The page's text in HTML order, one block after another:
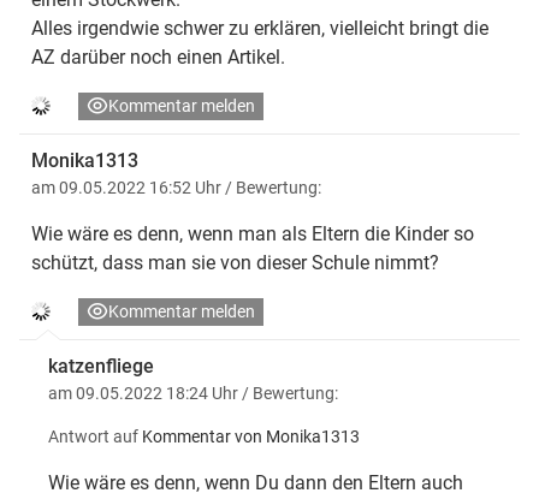
Alles irgendwie schwer zu erklären, vielleicht bringt die
AZ darüber noch einen Artikel.
Kommentar melden
Monika1313
am 09.05.2022 16:52 Uhr/ Bewertung:
Wie wäre es denn, wenn man als Eltern die Kinder so
schützt, dass man sie von dieser Schule nimmt?
Kommentar melden
katzenfliege
am 09.05.2022 18:24 Uhr/ Bewertung:
Antwort auf Kommentar von Monika1313
Wie wäre es denn, wenn Du dann den Eltern auch